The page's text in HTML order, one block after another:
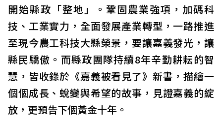
開始縣政「整地」。鞏固農業強項，加碼科
技、工業實力，全面發展產業轉型，一路推進
至現今農工科技大縣榮景，要讓嘉義發光，讓
縣民驕傲。而縣政團隊持續8年辛勤耕耘的智
慧，皆收錄於《嘉義被看見了》新書，描繪一
個個成長、蛻變與希望的故事，見證嘉義的綻
放，更預告下個黃金十年。